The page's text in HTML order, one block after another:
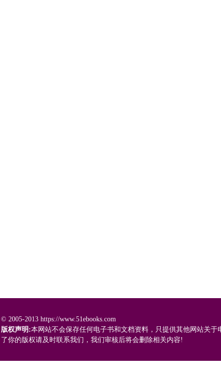
© 2005-2013 https://www.51ebooks.com
版权声明:本网站不会保存任何电子书和文档资料，只提供其他网站关
了你的版权请及时联系我们，我们审核后将会删除相关内容!